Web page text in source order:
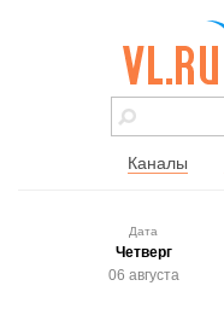
vl.ru - сайт
города
Каналы
Дата
Четверг
06 августа